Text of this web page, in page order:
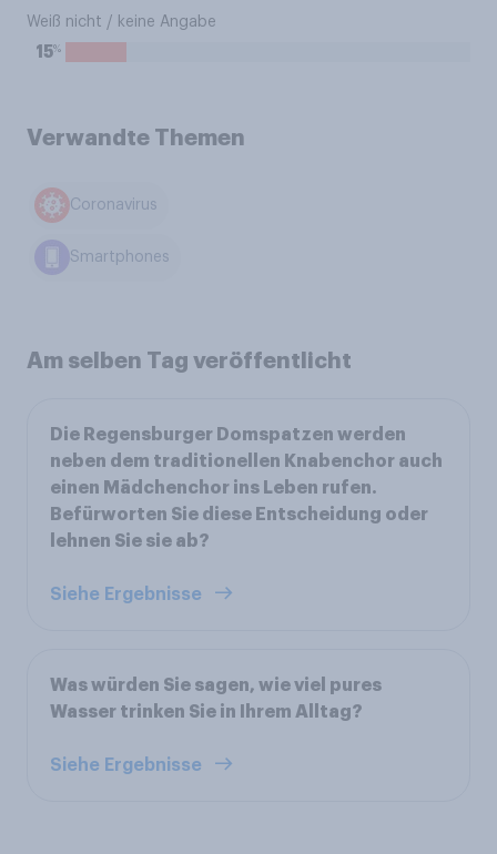
Weiß nicht / keine Angabe
15%
Verwandte Themen
Coronavirus
Smartphones
Am selben Tag veröffentlicht
Die Regensburger Domspatzen werden
neben dem traditionellen Knabenchor auch
einen Mädchenchor ins Leben rufen.
Befürworten Sie diese Entscheidung oder
lehnen Sie sie ab?
Siehe Ergebnisse
Was würden Sie sagen, wie viel pures
Wasser trinken Sie in Ihrem Alltag?
Siehe Ergebnisse